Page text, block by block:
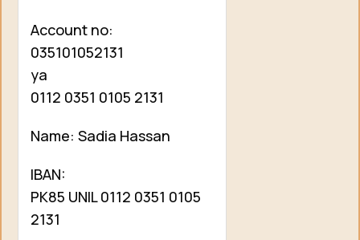
Account no:
035101052131
ya
0112 0351 0105 2131
Name: Sadia Hassan
IBAN:
PK85 UNIL 0112 0351 0105
2131